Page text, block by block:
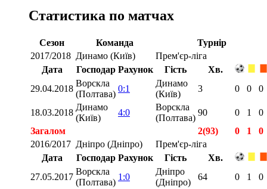
Статистика по матчах
Сезон Команда
Турнір
2017/2018 Динамо (Київ)
Прем'єр-ліга
Дата
Господар Рахунок Гість
Хв.
29.04.2018
Ворскла
(Полтава)
0:1
Динамо
(Київ)
3 0 0 0
18.03.2018
Динамо
(Київ)
4:0
Ворскла
(Полтава)
90 0 1
0
Загалом
2(93) 0 1
0
2016/2017 Дніпро (Дніпро)
Прем'єр-ліга
Дата
Господар Рахунок Гість
Хв.
27.05.2017
Ворскла
(Полтава)
1:0
Дніпро
(Дніпро)
64 0 1 0